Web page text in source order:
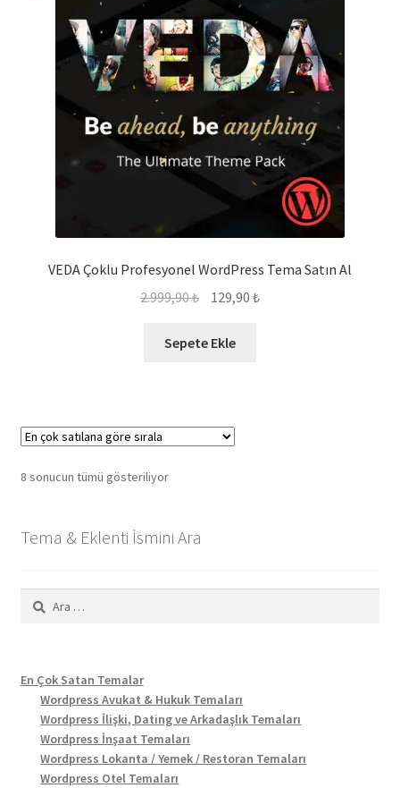
VEDA Çoklu Profesyonel WordPress Tema Satın Al
2.999,90₺
Orijinal
2.999,90 ₺.
129,90 ₺Şu
Sepete Ekle
8 sonucun tümü gösteriliyorPopülerliğe
Tema & Eklenti İsmini Ara
Arama:
En Çok Satan Temalar
Wordpress Avukat & Hukuk Temaları
Wordpress İlişki, Dating ve Arkadaşlık Temaları
Wordpress İnşaat Temaları
Wordpress Lokanta / Yemek / Restoran Temaları
Wordpress Otel Temaları